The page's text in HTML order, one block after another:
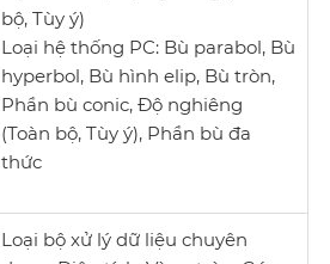
bộ, Tùy ý)
Loại hệ thống PC: Bù parabol, Bù
hyperbol, Bù hình elip, Bù tròn,
Phần bù conic, Độ nghiêng
(Toàn bộ, Tùy ý), Phần bù đa
thức
Loại bộ xử lý dữ liệu chuyên